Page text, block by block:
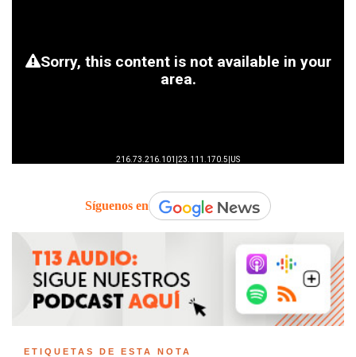
Síguenos en
ETIQUETAS DE ESTA NOTA